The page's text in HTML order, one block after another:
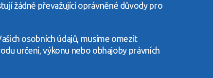
žádné převažující oprávněné důvody pro
osobních údajů, musíme omezit
určení, výkonu nebo obhajoby právních